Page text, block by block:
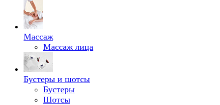
Массаж
Массаж лица
Бустеры и шотсы
Бустеры
Шотсы